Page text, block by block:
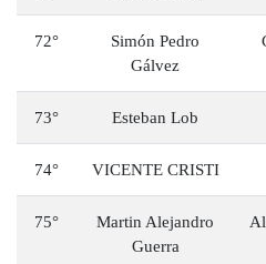
72°
Simón Pedro
Gálvez
73° Esteban Lob
74° VICENTE CRISTI
75°
Martin Alejandro
Guerra